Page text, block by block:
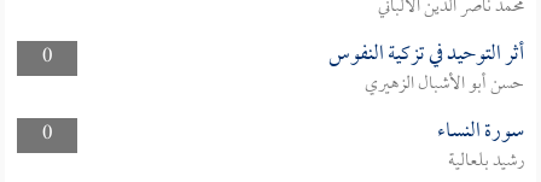
0
أثر التوحيد في تزكية النفوس
حسن أبو الأشبال الزهيري
0
سورة النساء
رشيد بلعالية